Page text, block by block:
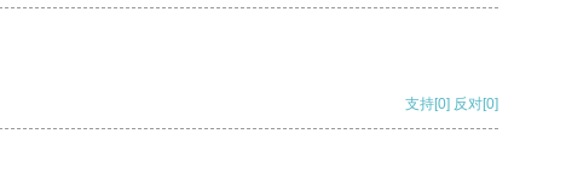
支持[0] 反对[0]